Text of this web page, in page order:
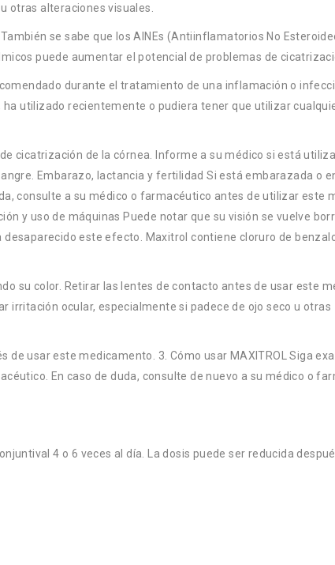
otras alteraciones visuales.
se sabe que los AINEs (Antiinflamatorios No
puede aumentar el potencial de problemas de
durante el tratamiento de una inflamación o
utilizado recientemente o pudiera tener que utilizar
cicatrización de la córnea. Informe a su médico si está
Embarazo, lactancia y fertilidad Si está embarazada o
consulte a su médico o farmacéutico antes de utilizar este
y uso de máquinas Puede notar que su visión se vuelve
este efecto. Maxitrol contiene cloruro de
su color. Retirar las lentes de contacto antes de usar este
irritación ocular, especialmente si padece de ojo seco u otras
usar este medicamento. 3. Cómo usar MAXITROL Siga
En caso de duda, consulte de nuevo a su médico o
4 o 6 veces al día. La dosis puede ser reducida